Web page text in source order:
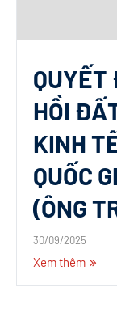
QUYẾT
HỒI
KINH
QUỐC
(ÔNG
30/09/2025
Xem thêm